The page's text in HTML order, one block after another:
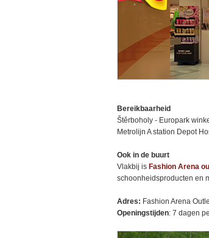
Bereikbaarheid
Štěrboholy - Europark
Metrolijn A station Depot
Ook in de buurt
Vlakbij is Fashion Arena
schoonheidsproducten en
Adres: Fashion Arena
Openingstijden: 7 dagen